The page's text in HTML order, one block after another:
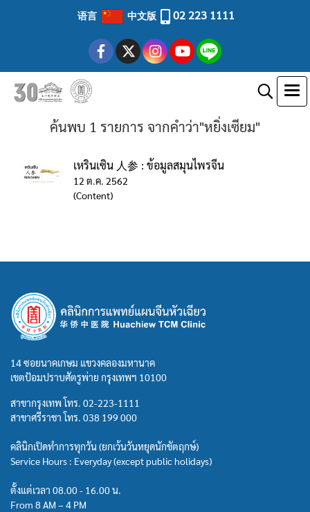
语言 中文版 02 223 1111
ค้นพบ 1 รายการ จากคำว่า"หยิ่งเซียม"
เหรินเซิน 人参 : ข้อมูลสมุนไพรจีน
12 ต.ค. 2562
(Content)
14 ซอยนาคเกษม แขวงคลองมหานาค
เขตป้อมปราบศัตรูพ่าย กรุงเทพฯ 10100
สาขากรุงเทพ โทร. 02-223-1111
สาขาศรีราชา โทร. 038 199 000
คลินิกเปิดทำการทุกวัน (ยกเว้นวันหยุดนักขัตฤกษ์)
Service Hours : Everyday (except public holidays)
ตั้งแต่เวลา 08.00 - 16.00 น.
From 8 AM – 4 PM